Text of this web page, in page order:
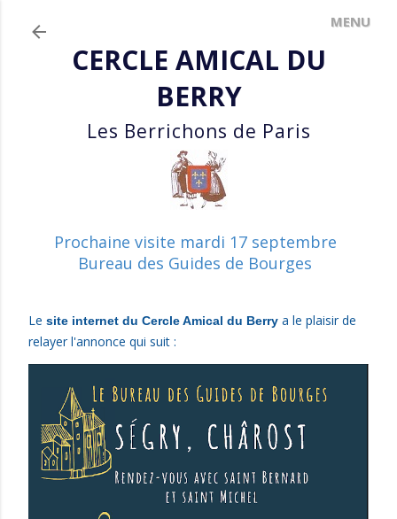
CERCLE AMICAL DU
BERRY
Les Berrichons de Paris
Prochaine visite mardi 17 septembre
Bureau des Guides de Bourges
Le site internet du Cercle Amical du Berry a le plaisir de
relayer l'annonce qui suit :